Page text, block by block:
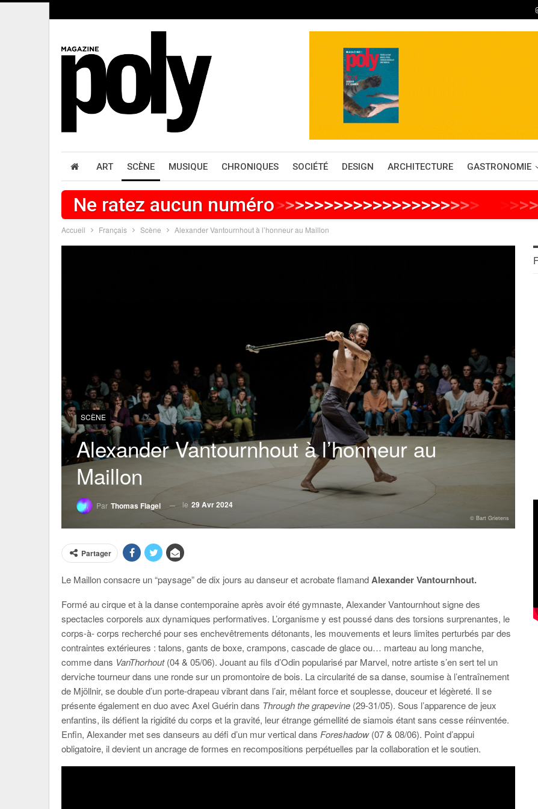
ART SCÈNE MUSIQUE CHRONIQUES SOCIÉTÉ DESIGN ARCHITECTURE GASTRONOMIE
Ne ratez aucun numéro >>>>>>>>>>>>>>>>>>>>> >>>
Accueil Français Scène Alexander Vantournhout à l’honneur au Maillon
SCÈNE
Alexander Vantournhout à l’honneur au
Maillon
Par Thomas Flagel le 29 Avr 2024
© Bart Grietens
Partager
Le Maillon consacre un “paysage” de dix jours au danseur et acrobate flamandAlexander Vantournhout.
Formé au cirque et à la danse contemporaine après avoir été gymnaste, Alexander Vantournhout signe des
spectacles corporels aux dynamiques performatives. L’organisme y est poussé dans des torsions surprenantes, le
corps-à- corps recherché pour ses enchevêtrements détonants, les mouvements et leurs limites perturbés par des
contraintes extérieures : talons, gants de boxe, crampons, cascade de glace ou… marteau au long manche,
comme dans VanThorhout(04 & 05/06). Jouant au fils d’Odin popularisé par Marvel, notre artiste s’en sert tel un
derviche tourneur dans une ronde sur un promontoire de bois. La circularité de sa danse, soumise à l’entraînement
de Mjöllnir, se double d’un porte-drapeau vibrant dans l’air, mêlant force et souplesse, douceur et légèreté. Il se
présente également en duo avec Axel Guérin dans Through the grapevine (29-31/05). Sous l’apparence de jeux
enfantins, ils défient la rigidité du corps et la gravité, leur étrange gémellité de siamois étant sans cesse réinventée.
Enfin, Alexander met ses danseurs au défi d’un mur vertical dans Foreshadow(07 & 08/06). Point d’appui
obligatoire, il devient un ancrage de formes en recompositions perpétuelles par la collaboration et le soutien.